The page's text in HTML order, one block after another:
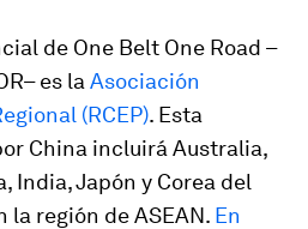
de One Belt One Road –
es la Asociación
(RCEP). Esta
China incluirá Australia,
India, Japón y Corea del
la región de ASEAN. En